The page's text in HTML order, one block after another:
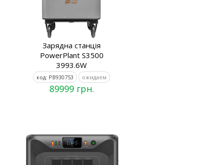
Зарядна станція
PowerPlant S3500
3993.6W
код: PB930753 ожидаем
89999 грн.